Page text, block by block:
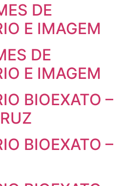
DE
E IMAGEM
DE
E IMAGEM
BIOEXATO –
BIOEXATO –